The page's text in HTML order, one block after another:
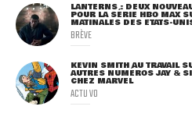
LANTERNS : DEUX
POUR LA SÉRIE HBO MAX
MATINALES DES ETATS-
BRÈVE
KEVIN SMITH AU TRAVAIL
AUTRES NUMÉROS JAY &
CHEZ MARVEL
ACTU VO